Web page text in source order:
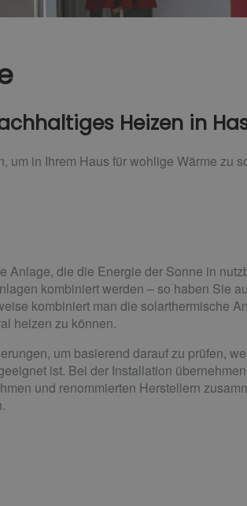
Heizen in
in Ihrem Haus für wohlige Wärme zu
die die Energie der Sonne in
kombiniert werden – so haben Sie
kombiniert man die solarthermische
heizen zu können.
um basierend darauf zu prüfen,
ist. Bei der Installation
und renommierten Herstellern